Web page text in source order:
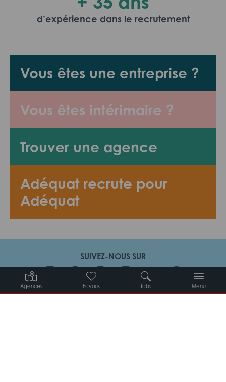
Agences Favoris Jobs Menu
Vous êtes une entreprise ?
Vous êtes intérimaire ?
Trouver une agence
Adéquat recrute pour
Adéquat
d’expérience dans le recrutement
SUIVEZ-NOUS SUR